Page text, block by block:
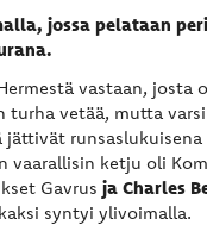
jossa pelataan
vastaan, josta
vetää, mutta
jättivät runsaslukuisena
vaarallisin ketju oli
Gavrus ja Charles
syntyi ylivoimalla.